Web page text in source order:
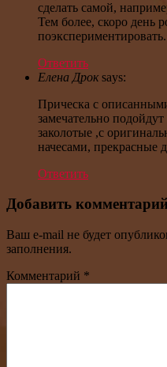
сделать самой,
Тем более, скоро день
Ответить
Елена Дрок says:
Прическа с
замечательно
заколотые ,с
начесами, прекрасные
Ответить
Добавить
Ваш e-mail не будет
заполнения.
Комментарий *